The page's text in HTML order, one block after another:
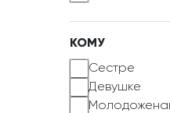
КОМУ
Сестре
Девушке